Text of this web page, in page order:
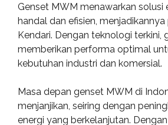
Genset MWM menawarkan solusi
handal dan efisien,
Kendari. Dengan teknologi terkini,
memberikan performa optimal
kebutuhan industri dan komersial.
Masa depan genset MWM di
menjanjikan, seiring dengan
energi yang berkelanjutan.